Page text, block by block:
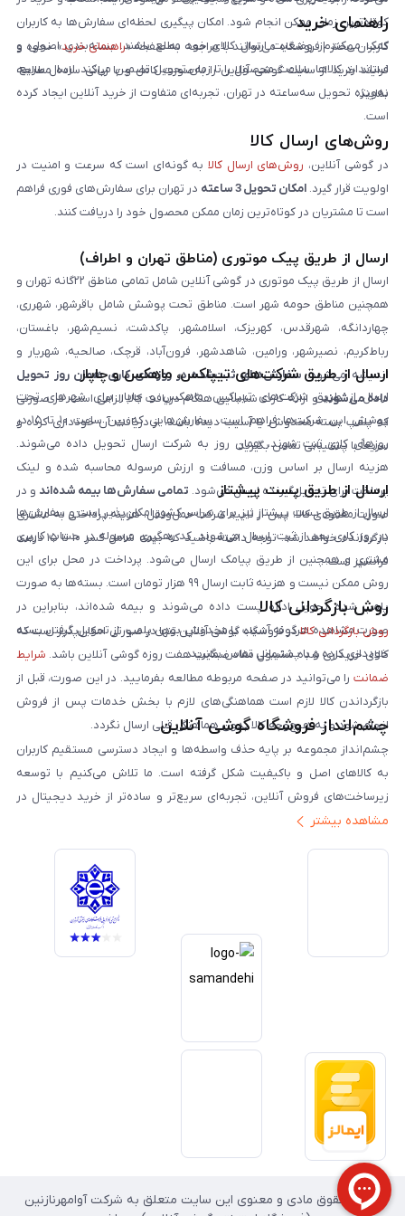
کوتاه‌ترین زمان ممکن انجام شود. امکان پیگیری لحظه‌ای سفارش‌ها به کاربران
کمک می‌کند از وضعیت ارسال کالای خود مطلع باشند. بسته‌بندی اصولی و
استاندارد کالاها، سلامت محصول را تا زمان تحویل تضمین می‌کند. ارسال سریع،
به‌ویژه تحویل سه‌ساعته در تهران، تجربه‌ای متفاوت از خرید آنلاین ایجاد کرده
است.
راهنمای خرید
کاربران محترم فروشگاه می‌توانند با مراجعه به صفحه «راهنمای خرید»، نحوه و
فرایند خرید از سایت گوشی آنلاین را به‌صورت کامل و با زبانی ساده مطالعه
نمایند.
روش‌های ارسال کالا
در گوشی آنلاین، روش‌های ارسال کالا به گونه‌ای است که سرعت و امنیت در
اولویت قرار گیرد. امکان تحویل 3 ساعته
در تهران برای سفارش‌های فوری فراهم
است تا مشتریان در کوتاه‌ترین زمان ممکن محصول خود را دریافت کنند.
ارسال از طریق پیک موتوری (مناطق تهران و اطراف)
ارسال از طریق پیک موتوری در گوشی آنلاین شامل تمامی مناطق ۲۲گانه تهران و
همچنین مناطق حومه شهر است. مناطق تحت پوشش شامل باقرشهر، شهرری،
چهاردانگه، شهرقدس، کهریزک، اسلامشهر، پاکدشت، نسیم‌شهر، باغستان،
رباط‌کریم، نصیرشهر، ورامین، شاهدشهر، فرون‌آباد، قرچک، صالحیه، شهریار و
اندیشه می‌شود. سفارش‌های ثبت‌شده در روزهای کاری همان روز تحویل
داده می‌شوندو ارائه کارت شناسایی هنگام دریافت کالا الزامی است. در صورتی
که پلمپ بسته مخدوش یا آسیب دیده باشد، از دریافت آن خودداری کرده و
سریعاً با پشتیبانی تماس بگیرید.
ارسال از طریق شرکت‌های تیپاکس، ماهکس و چاپار
ارسال از طریق شرکت‌های تیپاکس، ماهکس و چاپار برای شهرهای تحت
پوشش این شرکت‌ها فراهم است. سفارش‌هایی که بین ساعت ۱۰ تا ۱۵ در
روزهای کاری ثبت شوند، همان روز به شرکت ارسال تحویل داده می‌شوند.
هزینه ارسال بر اساس وزن، مسافت و ارزش مرسوله محاسبه شده و لینک
پرداخت برای تحویل‌گیرنده ارسال می‌شود. تمامی سفارش‌ها بیمه شده‌اند و در
صورت مفقودی کالا، پس از تایید شرکت حمل‌ونقل، هزینه پرداختی به مشتری
بازگردانده خواهد شد. توجه داشته باشید که بیمه شامل کسر ۱۰ تا ۱۵ درصد
فرانشیز است.
ارسال از طریق پست پیشتاز
ارسال از طریق پست پیشتاز نیز برای سراسر کشور امکان‌پذیر است و سفارش‌ها
در روز کاری بعد از ثبت، ارسال می‌شوند. کد رهگیری مرسوله در حساب کاربری
مشتری و همچنین از طریق پیامک ارسال می‌شود. پرداخت در محل برای این
روش ممکن نیست و هزینه ثابت ارسال ۹۹ هزار تومان است. بسته‌ها به صورت
پلمپ شده تحویل اداره پست داده می‌شوند و بیمه شده‌اند، بنابراین در
صورت مشاهده هرگونه آسیب یا مخدوش بودن پلمپ، از تحویل گرفتن بسته
خودداری کرده و با پشتیبانی تماس بگیرید.
روش بازگردانی کالا
روش بازگردانی کالادر فروشگاه گوشی آنلاین تنها در صورتی امکان‌پذیر است که
کالای خریداری شده مشمول مفاد ضمانت هفت روزه گوشی آنلاین باشد. شرایط
ضمانت را می‌توانید در صفحه مربوطه مطالعه بفرمایید. در این صورت، قبل از
بازگرداندن کالا لازم است هماهنگی‌های لازم با بخش خدمات پس از فروش
انجام شود و به هیچ‌وجه کالا بدون هماهنگی قبلی ارسال نگردد.
چشم‌انداز فروشگاه گوشی آنلاین
چشم‌انداز مجموعه بر پایه حذف واسطه‌ها و ایجاد دسترسی مستقیم کاربران
به کالاهای اصل و باکیفیت شکل گرفته است. ما تلاش می‌کنیم با توسعه
زیرساخت‌های فروش آنلاین، تجربه‌ای سریع‌تر و ساده‌تر از خرید دیجیتال در
ایران ارائه دهیم. تبدیل‌شدن به مرجعی قابل اعتماد برای خرید کالای دیجیتال،
خدمات و به‌روزرسانی مداوم محصولات، مسیر ما را روشن‌تر می‌کند. ما باور
داریم آینده بازار دیجیتال متعلق به کسب‌وکارهایی است که صداقت و شفافیت
را در اولویت قرار می‌دهند. گوشی آنلاین با تکیه بر تجربه و تخصص، با قدرت به
سمت تحقق این چشم‌انداز حرکت می‌کند.
مشاهده بیشتر
تمامی حقوق مادی و معنوی این سایت متعلق به شرکت آوامهرنازنین